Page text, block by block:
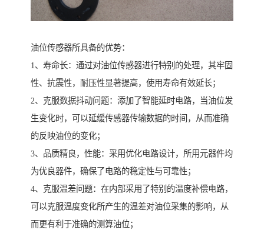
油位传感器所具备的优势：
1、寿命长：通过对油位传感器进行特别的处理，其牢固
性、抗震性，耐压性显著提高，使用寿命有效延长；
2、克服数据抖动问题：添加了智能延时电路，当油位发
生变化时，可以延缓传感器传输数据的时间，从而准确
的反映油位的变化；
3、品质精良，性能：采用优化电路设计，所用元器件均
为优良器件，确保了电路的稳定性与可靠性；
4、克服温差问题：在内部采用了特别的温度补偿电路，
可以克服温度变化所产生的温差对油位采集的影响，从
而更有利于准确的测算油位；